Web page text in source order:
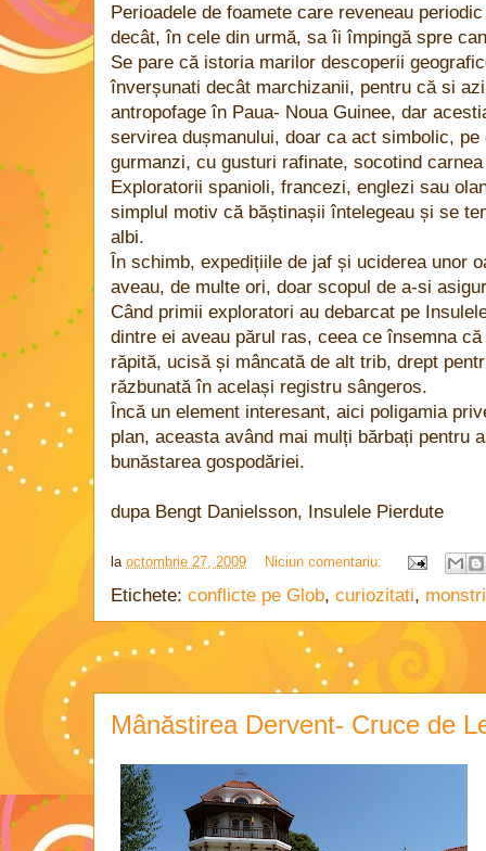
Perioadele de foamete care reveneau
decât, în cele din urmă, sa îi împingă spre
Se pare că istoria marilor descoperii
înverșunati decât marchizanii, pentru că si
antropofage în Paua- Noua Guinee, dar
servirea dușmanului, doar ca act simbolic,
gurmanzi, cu gusturi rafinate, socotind
Exploratorii spanioli, francezi, englezi sau
simplul motiv că băștinașii întelegeau și se
albi.
În schimb, expedițiile de jaf și uciderea unor
aveau, de multe ori, doar scopul de a-si
Când primii exploratori au debarcat pe
dintre ei aveau părul ras, ceea ce însemna
răpită, ucisă și mâncată de alt trib, drept
răzbunată în același registru sângeros.
Încă un element interesant, aici poligamia
plan, aceasta având mai mulți bărbați pentru
bunăstarea gospodăriei.
dupa Bengt Danielsson, Insulele Pierdute
la octombrie 27, 2009 Niciun comentariu:
Etichete: conflicte pe Glob, curiozitati,
Mânăstirea Dervent- Cruce de